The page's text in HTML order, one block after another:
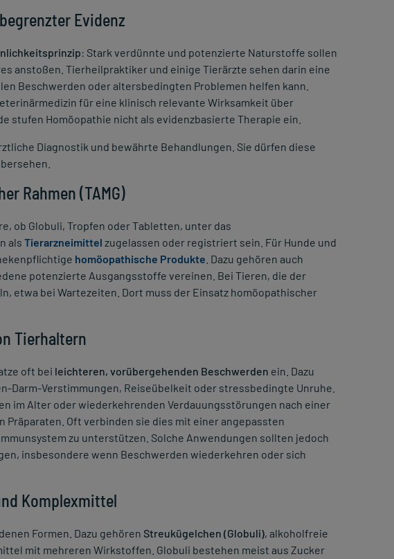
Evidenz
: Stark verdünnte und potenzierte Naturstoffe sollen
anstoßen. Tierheilpraktiker und einige Tierärzte sehen darin eine
Beschwerden oder altersbedingten Problemen helfen kann.
für eine klinisch relevante Wirksamkeit über
stufen Homöopathie nicht als evidenzbasierte Therapie ein.
Diagnostik und bewährte Behandlungen. Sie dürfen diese
Rahmen (TAMG)
ob Globuli, Tropfen oder Tabletten, unter das
als Tierarzneimittel zugelassen oder registriert sein. Für Hunde und
homöopathische Produkte . Dazu gehören auch
potenzierte Ausgangsstoffe vereinen. Bei Tieren, die der
etwa bei Wartezeiten. Dort muss der Einsatz homöopathischer
Tierhaltern
oft bei leichteren, vorübergehenden Beschwerden ein. Dazu
Darm-Verstimmungen, Reiseübelkeit oder stressbedingte Unruhe.
im Alter oder wiederkehrenden Verdauungsstörungen nach einer
Oft verbinden sie dies mit einer angepassten
zu unterstützen. Solche Anwendungen sollten jedoch
insbesondere wenn Beschwerden wiederkehren oder sich
Komplexmittel
Formen. Dazu gehören Streukügelchen (Globuli), alkoholfreie
mit mehreren Wirkstoffen. Globuli bestehen meist aus Zucker